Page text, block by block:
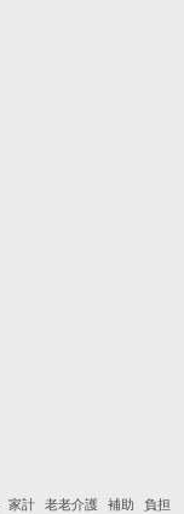
家計 老老介護 補助 負担